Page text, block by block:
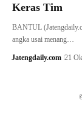
Keras Tim
BANTUL
angka usai menang…
Jatengdaily.com 21